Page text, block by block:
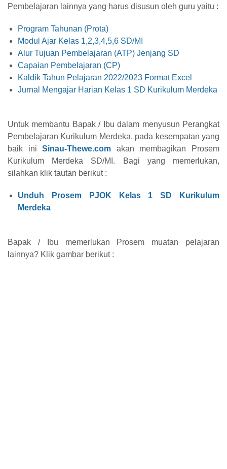
Pembelajaran lainnya yang harus disusun oleh guru yaitu :
Program Tahunan (Prota)
Modul Ajar Kelas 1,2,3,4,5,6 SD/MI
Alur Tujuan Pembelajaran (ATP) Jenjang SD
Capaian Pembelajaran (CP)
Kaldik Tahun Pelajaran 2022/2023 Format Excel
Jurnal Mengajar Harian Kelas 1 SD Kurikulum Merdeka
Untuk membantu Bapak / Ibu dalam menyusun Perangkat
Pembelajaran Kurikulum Merdeka, pada kesempatan yang
baik iniSinau-Thewe.com akan membagikan Prosem
Kurikulum Merdeka SD/MI. Bagi yang memerlukan,
silahkan klik tautan berikut :
Unduh Prosem PJOK Kelas 1 SD Kurikulum
Merdeka
Bapak / Ibu memerlukan Prosem muatan pelajaran
lainnya? Klik gambar berikut :